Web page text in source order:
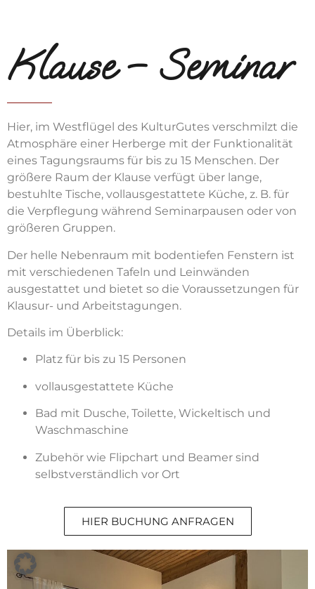
Klause – Seminar
Hier, im Westflügel des KulturGutes verschmilzt die
Atmosphäre einer Herberge mit der Funktionalität
eines Tagungsraums für bis zu 15 Menschen. Der
größere Raum der Klause verfügt über lange,
bestuhlte Tische, vollausgestattete Küche, z. B. für
die Verpflegung während Seminarpausen oder von
größeren Gruppen.
Der helle Nebenraum mit bodentiefen Fenstern ist
mit verschiedenen Tafeln und Leinwänden
ausgestattet und bietet so die Voraussetzungen für
Klausur- und Arbeitstagungen.
Details im Überblick:
Platz für bis zu 15 Personen
vollausgestattete Küche
Bad mit Dusche, Toilette, Wickeltisch und
Waschmaschine
Zubehör wie Flipchart und Beamer sind
selbstverständlich vor Ort
HIER BUCHUNG ANFRAGEN